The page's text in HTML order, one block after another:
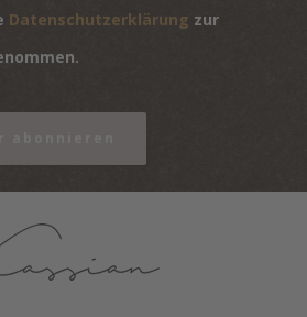
Datenschutzerklärung zur